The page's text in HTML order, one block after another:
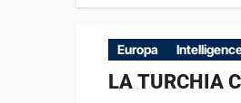
Europa
LA TURCHIA